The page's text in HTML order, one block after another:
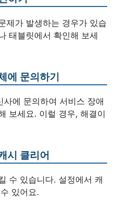
제가 발생하는 경우가 있습
태블릿에서 확인해 보세
에 문의하기
에 문의하여 서비스 장애
보세요. 이럴 경우, 해결이
시 클리어
수 있습니다. 설정에서 캐
있어요.